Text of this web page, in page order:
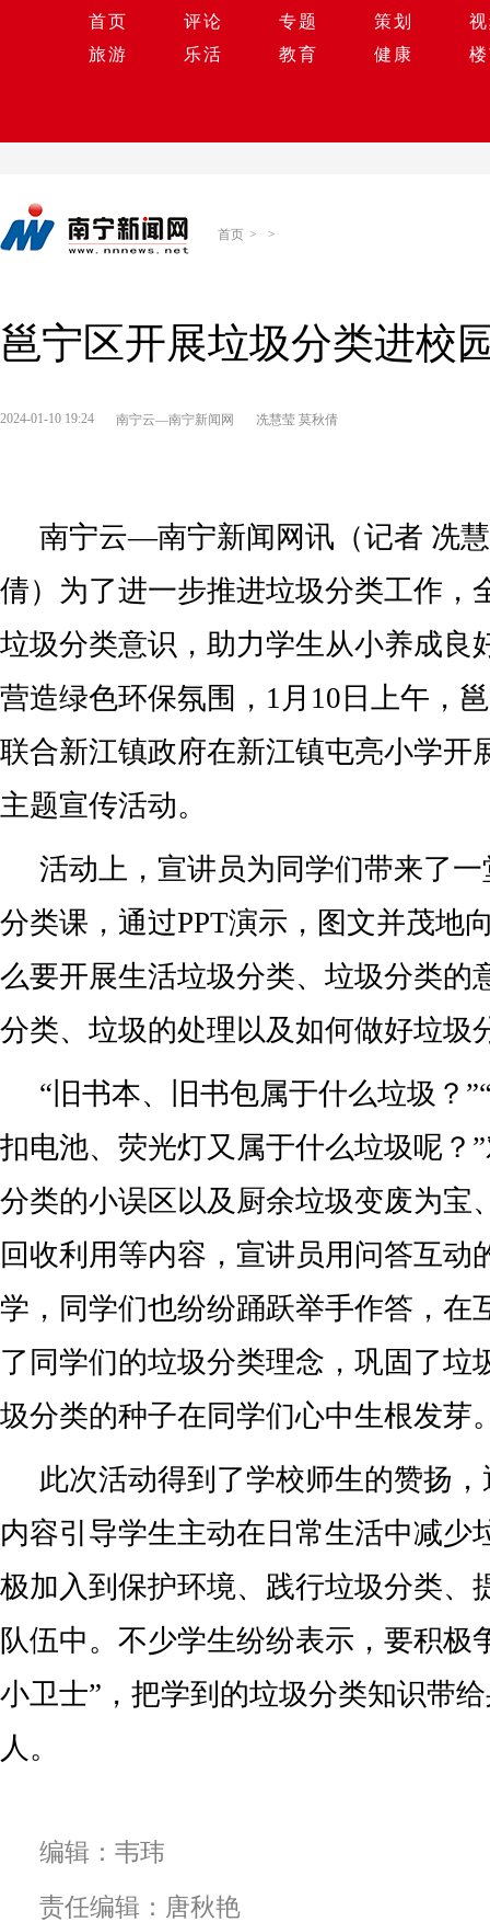
首页 评论 专题 策划
旅游
乐活 教育 健康
首页 > >
邕宁区开展垃圾分类进校
2024-01-10 19:24 南宁云—南宁新闻网 冼慧莹 莫秋倩
南宁云—南宁新闻网讯（记者 冼
倩）为了进一步推进垃圾分类工作，
垃圾分类意识，助力学生从小养成良
营造绿色环保氛围，1月10日上午，
联合新江镇政府在新江镇屯亮小学开
主题宣传活动。
活动上，宣讲员为同学们带来了
分类课，通过PPT演示，图文并茂地
么要开展生活垃圾分类、垃圾分类的
分类、垃圾的处理以及如何做好垃圾
“旧书本、旧书包属于什么垃圾？
扣电池、荧光灯又属于什么垃圾呢？
分类的小误区以及厨余垃圾变废为宝
回收利用等内容，宣讲员用问答互动
学，同学们也纷纷踊跃举手作答，在
了同学们的垃圾分类理念，巩固了垃
圾分类的种子在同学们心中生根发芽
此次活动得到了学校师生的赞扬
内容引导学生主动在日常生活中减少
极加入到保护环境、践行垃圾分类、
队伍中。不少学生纷纷表示，要积极
小卫士”，把学到的垃圾分类知识带
人。
编辑：韦玮
责任编辑：唐秋艳